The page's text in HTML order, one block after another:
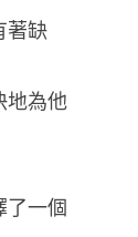
著缺
地為他
了一個